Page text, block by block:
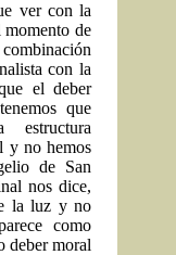
ver con la
momento de
con la
el deber
que
estructura
y no hemos
de San
nos dice,
la luz y no
como
deber moral